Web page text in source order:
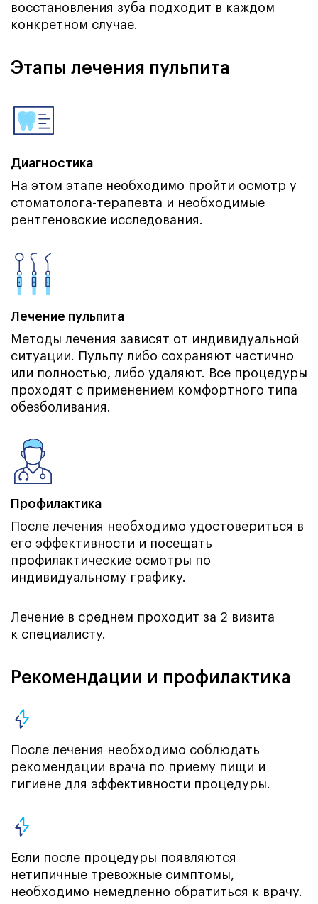
восстановления зуба подходит в каждом
конкретном случае.
Этапы лечения пульпита
Диагностика
На этом этапе необходимо пройти осмотр у
стоматолога-терапевта и необходимые
рентгеновские исследования.
Лечение пульпита
Методы лечения зависят от индивидуальной
ситуации. Пульпу либо сохраняют частично
или полностью, либо удаляют. Все процедуры
проходят с применением комфортного типа
обезболивания.
Профилактика
После лечения необходимо удостовериться в
его эффективности и посещать
профилактические осмотры по
индивидуальному графику.
Лечение в среднем проходит за 2 визита
к специалисту.
Рекомендации и профилактика
После лечения необходимо соблюдать
рекомендации врача по приему пищи и
гигиене для эффективности процедуры.
Если после процедуры появляются
нетипичные тревожные симптомы,
необходимо немедленно обратиться к врачу.